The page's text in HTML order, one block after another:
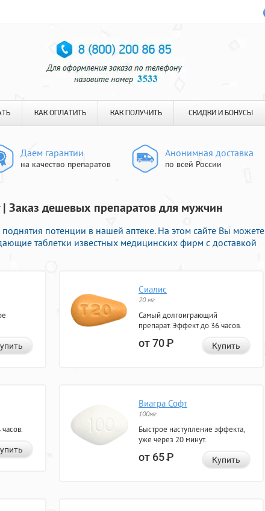
КАК ОПЛАТИТЬ КАК ПОЛУЧИТЬ СКИДКИ И БОНУСЫ
Даем гарантии
на качество препаратов
Анонимная доставка
по всей России
Заказ дешевых препаратов для мужчин
потенции в нашей аптеке. На этом сайте Вы можете
таблетки известных медицинских фирм с доставкой
Сиалис
20 мг
Самый долгоиграющий
препарат. Эффект до 36 часов.
от 70Р Купить
Виагра Софт
100мг
Быстрое наступление эффекта,
уже через 20 минут.
от 65Р Купить